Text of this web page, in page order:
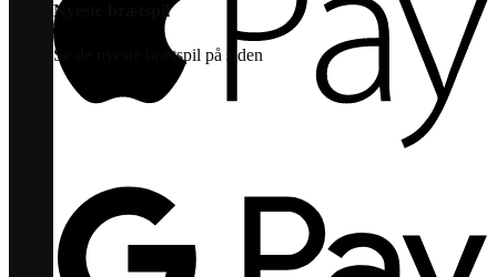
Nyeste brætspil
Se de nyeste brætspil på siden